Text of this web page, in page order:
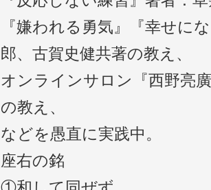
『嫌われる勇気』『幸せに
郎、古賀史健共著の教え、
オンラインサロン『西野亮
の教え、
などを愚直に実践中。
座右の銘